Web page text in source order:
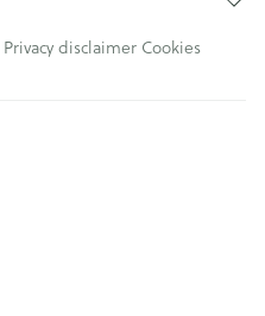
Privacy disclaimer Cookies